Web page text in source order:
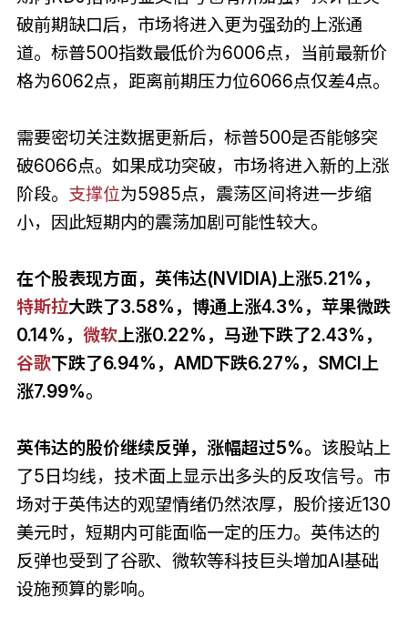
破前期缺口后，市场将进入更为强劲的上涨通
道。标普500指数最低价为6006点，当前最新价
格为6062点，距离前期压力位6066点仅差4点。
需要密切关注数据更新后，标普500是否能够突
破6066点。如果成功突破，市场将进入新的上涨
阶段。 支撑位为5985点，震荡区间将进一步缩
小，因此短期内的震荡加剧可能性较大。
在个股表现方面，英伟达(NVIDIA)上涨5.21%，
特斯拉大跌了3.58%，博通上涨4.3%，苹果微跌
0.14%， 微软上涨0.22%，马逊下跌了2.43%，
谷歌下跌了6.94%，AMD下跌6.27%，SMCI上
涨7.99%。
英伟达的股价继续反弹，涨幅超过5%。 该股站上
了5日均线，技术面上显示出多头的反攻信号。市
场对于英伟达的观望情绪仍然浓厚，股价接近130
美元时，短期内可能面临一定的压力。英伟达的
反弹也受到了谷歌、微软等科技巨头增加AI基础
设施预算的影响。